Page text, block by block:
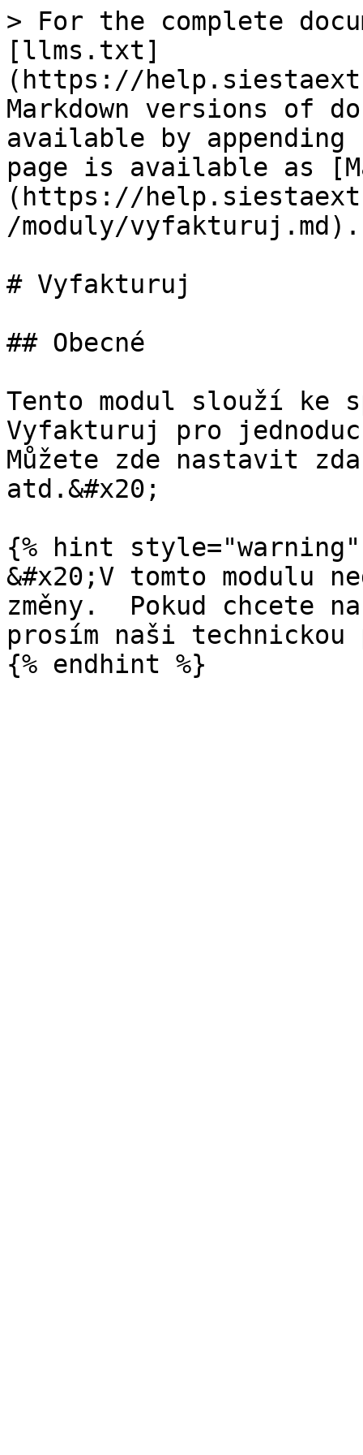
> For the complete
[llms.txt]
(https://
Markdown versions of
available by
page is available as
(https://
/moduly/vyfakturuj.md).
# Vyfakturuj
## Obecné
Tento modul slouží ke
Vyfakturuj pro
Můžete zde nastavit
atd.&#x20;
{% hint style="warning"
&#x20;V tomto modulu
změny.  Pokud chcete
prosím naši technickou